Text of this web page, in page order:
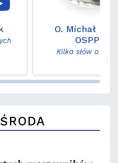
O. Michał
OSPPE
Kilka słów o